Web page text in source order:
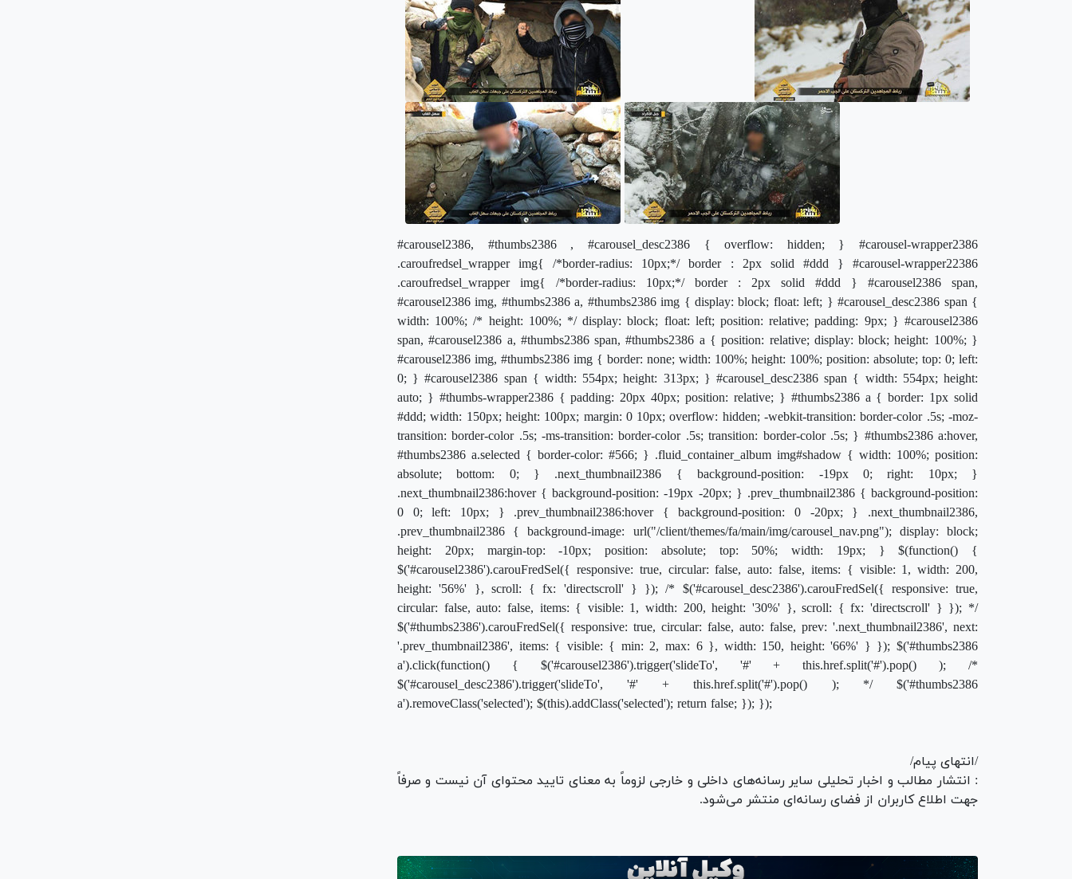
#carousel2386, #thumbs2386 , #carousel_desc2386 { overflow: hidden; } #carousel-wrapper2386
.caroufredsel_wrapper img{ /*border-radius: 10px;*/ border : 2px solid #ddd } #carousel-wrapper22386
.caroufredsel_wrapper img{ /*border-radius: 10px;*/ border : 2px solid #ddd } #carousel2386 span,
#carousel2386 img, #thumbs2386 a, #thumbs2386 img { display: block; float: left; } #carousel_desc2386 span {
width: 100%; /* height: 100%; */ display: block; float: left; position: relative; padding: 9px; } #carousel2386
span, #carousel2386 a, #thumbs2386 span, #thumbs2386 a { position: relative; display: block; height: 100%; }
#carousel2386 img, #thumbs2386 img { border: none; width: 100%; height: 100%; position: absolute; top: 0; left:
0; } #carousel2386 span { width: 554px; height: 313px; } #carousel_desc2386 span { width: 554px; height:
auto; } #thumbs-wrapper2386 { padding: 20px 40px; position: relative; } #thumbs2386 a { border: 1px solid
#ddd; width: 150px; height: 100px; margin: 0 10px; overflow: hidden; -webkit-transition: border-color .5s; -moz-
transition: border-color .5s; -ms-transition: border-color .5s; transition: border-color .5s; } #thumbs2386 a:hover,
#thumbs2386 a.selected { border-color: #566; } .fluid_container_album img#shadow { width: 100%; position:
absolute; bottom: 0; } .next_thumbnail2386 { background-position: -19px 0; right: 10px; }
.next_thumbnail2386:hover { background-position: -19px -20px; } .prev_thumbnail2386 { background-position:
0 0; left: 10px; } .prev_thumbnail2386:hover { background-position: 0 -20px; } .next_thumbnail2386,
.prev_thumbnail2386 { background-image: url("/client/themes/fa/main/img/carousel_nav.png"); display: block;
height: 20px; margin-top: -10px; position: absolute; top: 50%; width: 19px; } $(function() {
$('#carousel2386').carouFredSel({ responsive: true, circular: false, auto: false, items: { visible: 1, width: 200,
height: '56%' }, scroll: { fx: 'directscroll' } }); /* $('#carousel_desc2386').carouFredSel({ responsive: true,
circular: false, auto: false, items: { visible: 1, width: 200, height: '30%' }, scroll: { fx: 'directscroll' } }); */
$('#thumbs2386').carouFredSel({ responsive: true, circular: false, auto: false, prev: '.next_thumbnail2386', next:
'.prev_thumbnail2386', items: { visible: { min: 2, max: 6 }, width: 150, height: '66%' } }); $('#thumbs2386
a').click(function() { $('#carousel2386').trigger('slideTo', '#' + this.href.split('#').pop() ); /*
$('#carousel_desc2386').trigger('slideTo', '#' + this.href.split('#').pop() ); */ $('#thumbs2386
a').removeClass('selected'); $(this).addClass('selected'); return false; }); });
/انتهای پیام/
: انتشار مطالب و اخبار تحلیلی سایر رسانه‌های داخلی و خارجی لزوماً به معنای تایید محتوای آن نیست و صرفاً
جهت اطلاع کاربران از فضای رسانه‌ای منتشر می‌شود.